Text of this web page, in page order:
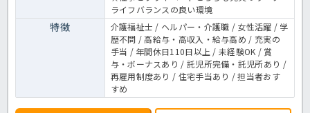
ライフバランスの良い環境
特徴
介護福祉士 / ヘルパー・介護職 / 女性活躍 / 学
歴不問 / 高給与・高収入・給与高め / 充実の
手当 / 年間休日110日以上 / 未経験OK / 賞
与・ボーナスあり / 託児所完備・託児所あり /
再雇用制度あり / 住宅手当あり / 担当者おす
すめ